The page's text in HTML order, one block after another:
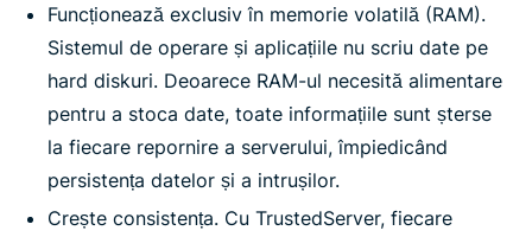
Funcționează exclusiv în memorie volatilă (RAM).
Sistemul de operare și aplicațiile nu scriu date pe
hard diskuri. Deoarece RAM-ul necesită alimentare
pentru a stoca date, toate informațiile sunt șterse
la fiecare repornire a serverului, împiedicând
persistența datelor și a intrușilor.
Crește consistența. Cu TrustedServer, fiecare